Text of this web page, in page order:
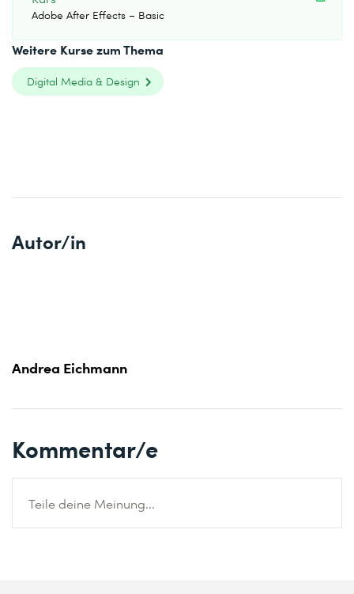
Adobe After Effects – Basic
Weitere Kurse zum Thema
Digital Media & Design
Autor/in
Andrea Eichmann
Kommentar/e
Teile deine Meinung...